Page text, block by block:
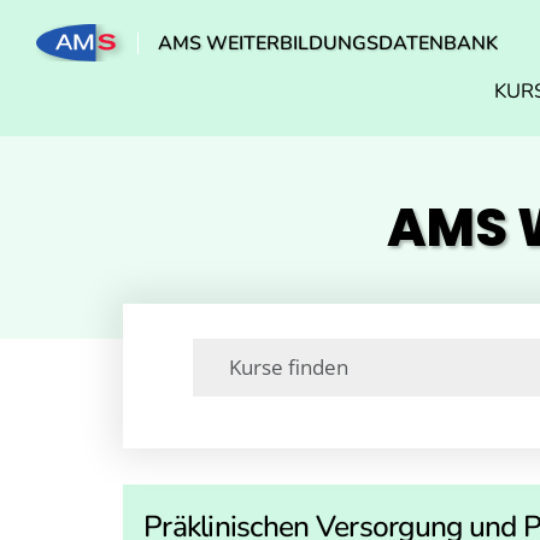
AMS WEITERBILDUNGSDATENBANK
AMS
Präklinischen Versorgung und